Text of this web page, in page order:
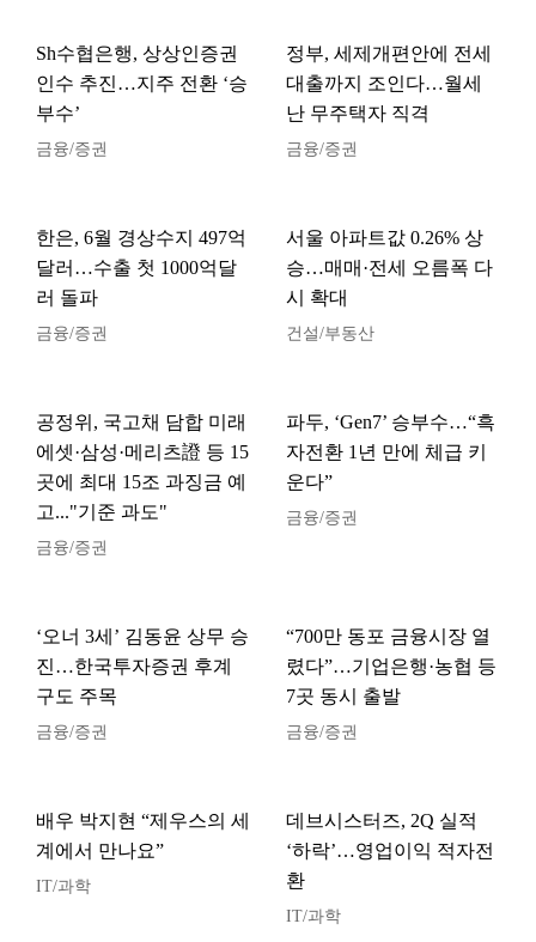
Sh수협은행, 상상인증권
인수 추진…지주 전환 ‘승
부수’
금융/증권
정부, 세제개편안에 전세
대출까지 조인다…월세
난 무주택자 직격
금융/증권
한은, 6월 경상수지 497억
달러…수출 첫 1000억달
러 돌파
금융/증권
서울 아파트값 0.26% 상
승…매매·전세 오름폭 다
시 확대
건설/부동산
공정위, 국고채 담합 미래
에셋·삼성·메리츠證 등 15
곳에 최대 15조 과징금 예
고..."기준 과도"
금융/증권
파두, ‘Gen7’ 승부수…“흑
자전환 1년 만에 체급 키
운다”
금융/증권
‘오너 3세’ 김동윤 상무 승
진…한국투자증권 후계
구도 주목
금융/증권
“700만 동포 금융시장 열
렸다”…기업은행·농협 등
7곳 동시 출발
금융/증권
배우 박지현 “제우스의 세
계에서 만나요”
IT/과학
데브시스터즈, 2Q 실적
‘하락’…영업이익 적자전
환
IT/과학